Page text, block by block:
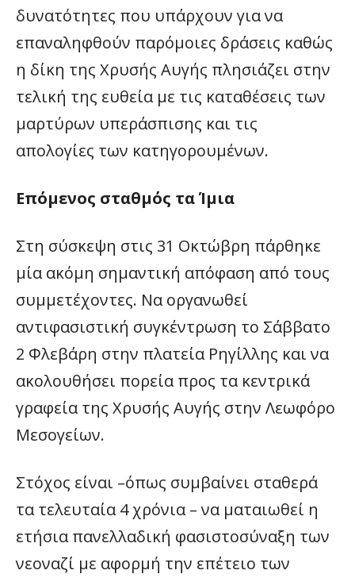
δυνατότητες που υπάρχουν για να
επαναληφθούν παρόμοιες δράσεις καθώς
η δίκη της Χρυσής Αυγής πλησιάζει στην
τελική της ευθεία με τις καταθέσεις των
μαρτύρων υπεράσπισης και τις
απολογίες των κατηγορουμένων.
Επόμενος σταθμός τα Ίμια
Στη σύσκεψη στις 31 Οκτώβρη πάρθηκε
μία ακόμη σημαντική απόφαση από τους
συμμετέχοντες. Να οργανωθεί
αντιφασιστική συγκέντρωση το Σάββατο
2 Φλεβάρη στην πλατεία Ρηγίλλης και να
ακολουθήσει πορεία προς τα κεντρικά
γραφεία της Χρυσής Αυγής στην Λεωφόρο
Μεσογείων.
Στόχος είναι –όπως συμβαίνει σταθερά
τα τελευταία 4 χρόνια – να ματαιωθεί η
ετήσια πανελλαδική φασιστοσύναξη των
νεοναζί με αφορμή την επέτειο των